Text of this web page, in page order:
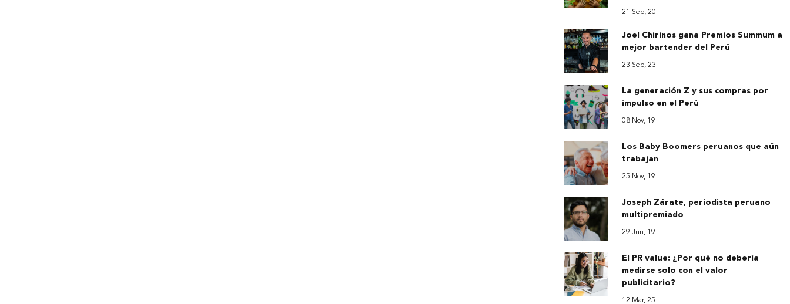
21 Sep, 20
Joel Chirinos gana Premios Summum a
mejor bartender del Perú
23 Sep, 23
La generación Z y sus compras por
impulso en el Perú
08 Nov, 19
Los Baby Boomers peruanos que aún
trabajan
25 Nov, 19
Joseph Zárate, periodista peruano
multipremiado
29 Jun, 19
El PR value: ¿Por qué no debería
medirse solo con el valor
publicitario?
12 Mar, 25